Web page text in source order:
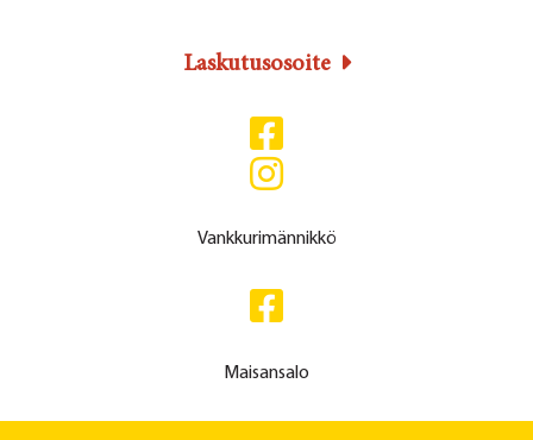
Laskutusosoite
Vankkurimännikkö
Maisansalo